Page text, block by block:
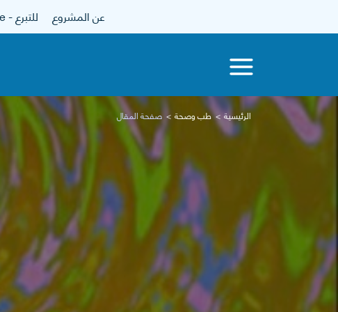
عن المشروع للتبرع - donate
الرئيسية طب وصحة صفحة المقال